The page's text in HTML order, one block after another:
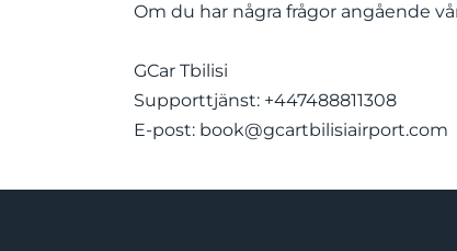
Om du har några frågor angående
GCar Tbilisi
Supporttjänst: +447488811308
E-post: book@gcartbilisiairport.com